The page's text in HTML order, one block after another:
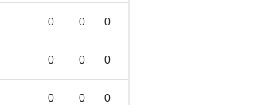
0 0 0
0 0 0
0 0 0